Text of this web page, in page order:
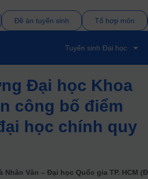
Đề án tuyển sinh Tổ hợp môn
Tuyển sinh Đại học
Đại học Khoa
công bố điểm
học chính quy
Văn – Đại học Quốc gia TP. HCM